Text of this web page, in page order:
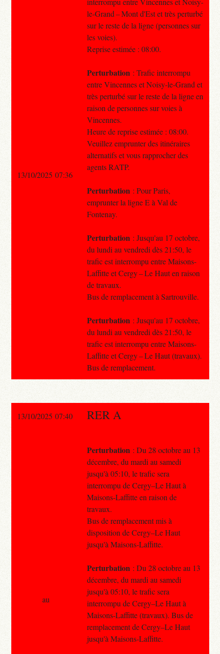
le-Grand – Mont d'Est et très perturbé
sur le reste de la ligne (personnes sur
les voies).
Reprise estimée : 08:00.
Perturbation : Trafic interrompu
entre Vincennes et Noisy-le-Grand et
très perturbé sur le reste de la ligne en
raison de personnes sur voies à
Vincennes.
Heure de reprise estimée : 08:00.
Veuillez emprunter des itinéraires
alternatifs et vous rapprocher des
agents RATP.
Perturbation : Pour Paris,
emprunter la ligne E à Val de
Fontenay.
Perturbation : Jusqu'au 17 octobre,
du lundi au vendredi dès 21:50, le
trafic est interrompu entre Maisons-
Laffitte et Cergy – Le Haut en raison
de travaux.
Bus de remplacement à Sartrouville.
Perturbation : Jusqu'au 17 octobre,
du lundi au vendredi dès 21:50, le
trafic est interrompu entre Maisons-
Laffitte et Cergy – Le Haut (travaux).
Bus de remplacement.
13/10/2025 07:36
13/10/2025 07:40 RER A
Perturbation : Du 28 octobre au 13
décembre, du mardi au samedi
jusqu'à 05:10, le trafic sera
interrompu de Cergy–Le Haut à
Maisons-Laffitte en raison de
travaux.
Bus de remplacement mis à
disposition de Cergy–Le Haut
jusqu'à Maisons-Laffitte.
Perturbation : Du 28 octobre au 13
décembre, du mardi au samedi
jusqu'à 05:10, le trafic sera
interrompu de Cergy–Le Haut à
Maisons-Laffitte (travaux). Bus de
remplacement de Cergy–Le Haut
jusqu'à Maisons-Laffitte.
au